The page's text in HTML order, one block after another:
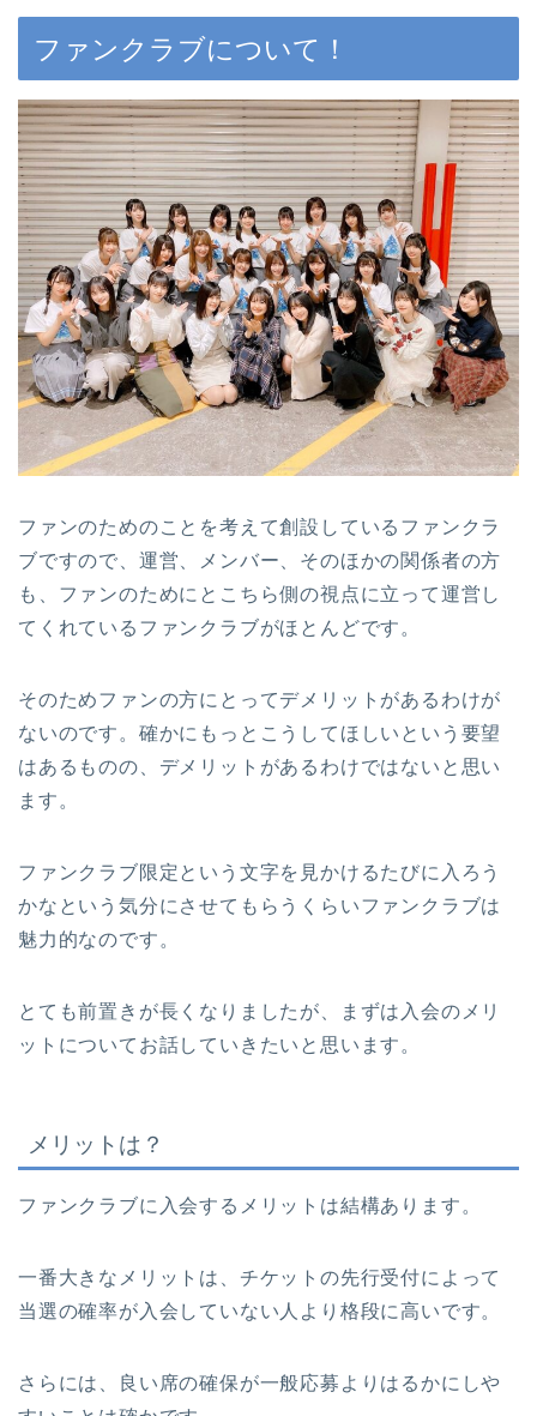
ファンクラブについて！
ファンのためのことを考えて創設しているファンクラ
ブですので、運営、メンバー、そのほかの関係者の方
も、ファンのためにとこちら側の視点に立って運営し
てくれているファンクラブがほとんどです。
そのためファンの方にとってデメリットがあるわけが
ないのです。確かにもっとこうしてほしいという要望
はあるものの、デメリットがあるわけではないと思い
ます。
ファンクラブ限定という文字を見かけるたびに入ろう
かなという気分にさせてもらうくらいファンクラブは
魅力的なのです。
とても前置きが長くなりましたが、まずは入会のメリ
ットについてお話していきたいと思います。
メリットは？
ファンクラブに入会するメリットは結構あります。
一番大きなメリットは、チケットの先行受付によって
当選の確率が入会していない人より格段に高いです。
さらには、良い席の確保が一般応募よりはるかにしや